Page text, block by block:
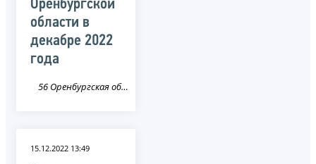
Оренбургской
области в
декабре 2022
года
56 Оренбургская область
15.12.2022 13:49